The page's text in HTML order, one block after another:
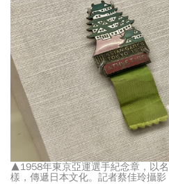
▲1958年東京亞運選手紀念章，以
樣，傳遞日本文化。記者蔡佳玲攝影